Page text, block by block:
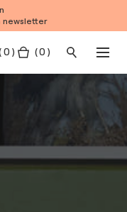
newsletter
0 ) ( 0 )